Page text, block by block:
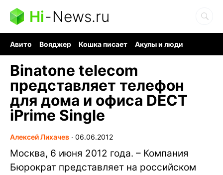
Hi-News.ru
Авито Вояджер Кошка писает
Акулы и люди
Binatone telecom
представляет телефон
для дома и офиса DECT
iPrime Single
Алексей Лихачев ∙ 06.06.2012
Москва, 6 июня 2012 года. – Компания
Бюрократ представляет на российском